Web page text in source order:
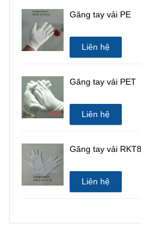
Găng tay vải PE
Liên hệ
Găng tay vải PET
Liên hệ
Găng tay vải RKT8
Liên hệ